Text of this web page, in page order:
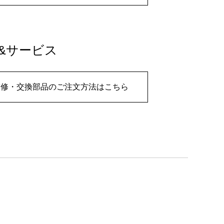
サービス
・交換部品のご注文方法はこちら